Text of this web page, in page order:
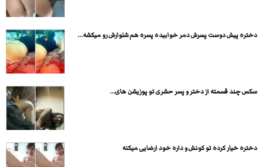
دختره پیش دوست پسرش دمر خوابیده پسره هم شلوارش رو میکشه...
سکس چند قسمته از دختر و پسر حشری تو پوزیشن های...
دختره خیار کرده تو کونش و داره خود ارضایی میکنه